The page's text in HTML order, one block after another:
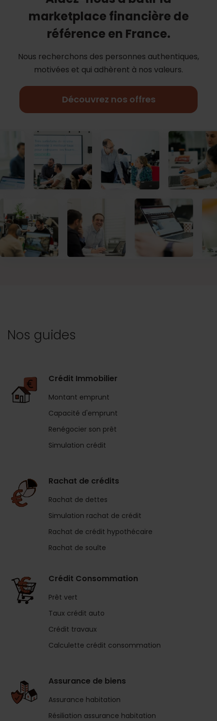
marketplace financière de
référence en France.
Nous recherchons des personnes authentiques,
motivées et qui adhèrent à nos valeurs.
Découvrez nos offres
Nos guides
Crédit Immobilier
Montant emprunt
Capacité d'emprunt
Renégocier son prêt
Simulation crédit
Rachat de crédits
Rachat de dettes
Simulation rachat de crédit
Rachat de crédit hypothécaire
Rachat de soulte
Crédit Consommation
Prêt vert
Taux crédit auto
Crédit travaux
Calculette crédit consommation
Assurance de biens
Assurance habitation
Résiliation assurance habitation